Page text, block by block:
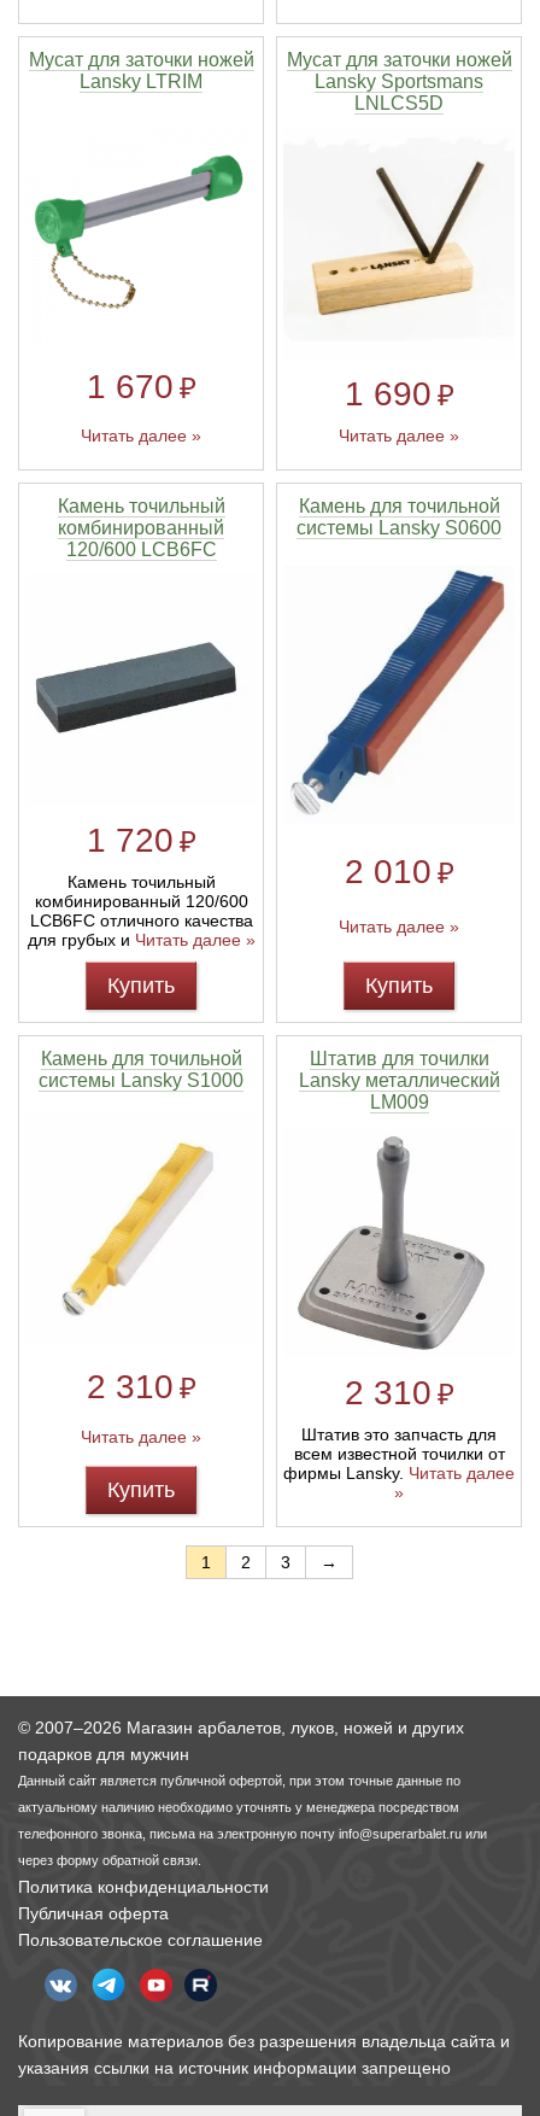
Мусат для заточки ножей
Lansky LTRIM
1 670 ₽
Читать далее »
Мусат для заточки ножей
Lansky Sportsmans
LNLCS5D
1 690 ₽
Читать далее »
Камень точильный
комбинированный
120/600 LCB6FC
1 720 ₽
Камень точильный
комбинированный 120/600
LCB6FC отличного качества
для грубых и Читать далее »
Купить
Камень для точильной
системы Lansky S0600
2 010 ₽
Читать далее »
Купить
Камень для точильной
системы Lansky S1000
2 310 ₽
Читать далее »
Купить
Штатив для точилки
Lansky металлический
LM009
2 310 ₽
Штатив это запчасть для
всем известной точилки от
фирмы Lansky. Читать далее
»
1 2 3 →
© 2007–2026 Магазин арбалетов, луков, ножей и других
подарков для мужчин
Данный сайт является публичной офертой, при этом точные данные по
актуальному наличию необходимо уточнять у менеджера посредством
телефонного звонка, письма на электронную почту info@superarbalet.ru или
через форму обратной связи.
Политика конфиденциальности
Публичная оферта
Пользовательское соглашение
Копирование материалов без разрешения владельца сайта и
указания ссылки на источник информации запрещено